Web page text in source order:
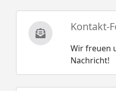
Kontakt-
Wir freuen
Nachricht!